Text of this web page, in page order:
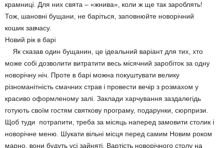
крамниці. Для них свята – «жнива», коли ж ще так зароблять!
Тож, шановні бущани, не баріться, заповнюйте новорічний
кошик завчасу.
Новий рік в барі
Як сказав один бущанин, це ідеальний варіант для тих, хто
може собі дозволити витратити весь місячний заробіток за одну
новорічну ніч. Проте в барі можна покуштувати велику
різноманітність смачних страв і провести вечір з розмахом у
красиво оформленому залі. Заклади харчування заздалегідь
готують своїм гостям святкову програму, подарунки, сюрпризи.
Щоб туди потрапити, треба за місяць наперед замовити столик і
новорічне меню. Шукати вільні місця перед самим Новим роком
марно, вони будуть усі зайняті. Вартість новорічного столу на